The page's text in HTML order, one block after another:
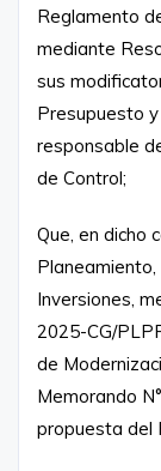
Reglamento
mediante
sus
Presupuesto
responsable
de Control;
Que, en dicho
Inversiones,
2025-CG/
de
Memorando
propuesta del